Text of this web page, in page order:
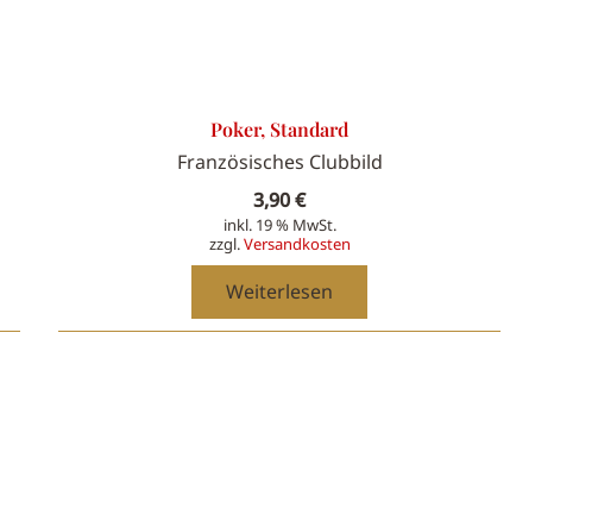
Poker, Standard
Französisches Clubbild
3,90€
inkl. 19 % MwSt.
zzgl.Versandkosten
Weiterlesen